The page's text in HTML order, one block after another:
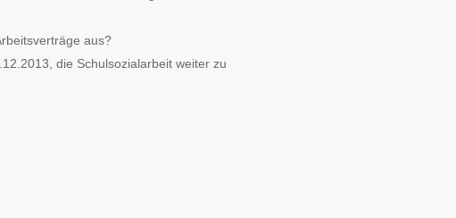
aus?
die Schulsozialarbeit weiter zu